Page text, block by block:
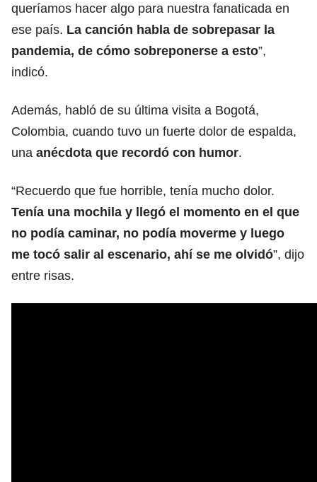
queríamos hacer algo para nuestra fanaticada en
ese país. La canción habla de sobrepasar la
pandemia, de cómo sobreponerse a esto”,
indicó.
Además, habló de su última visita a Bogotá,
Colombia, cuando tuvo un fuerte dolor de espalda,
una anécdota que recordó con humor.
“Recuerdo que fue horrible, tenía mucho dolor.
Tenía una mochila y llegó el momento en el que
no podía caminar, no podía moverme y luego
me tocó salir al escenario, ahí se me olvidó”, dijo
entre risas.